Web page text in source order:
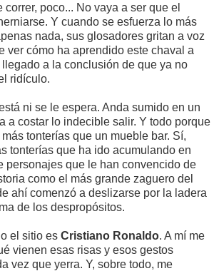
poco... No vaya a ser que el
Y cuando se esfuerza lo más
nada, sus glosadores gritan a voz
ver cómo ha aprendido este chaval a
a la conclusión de que ya no
ridículo.
ni se le espera. Anda sumido en un
a costar lo indecible salir. Y todo porque
tonterías que un mueble bar. Sí,
tonterías que ha ido acumulando en
personajes que le han convencido de
como el más grande zaguero del
ahí comenzó a deslizarse por la ladera
de los despropósitos.
el sitio es Cristiano Ronaldo. A mí me
vienen esas risas y esos gestos
vez que yerra. Y, sobre todo, me